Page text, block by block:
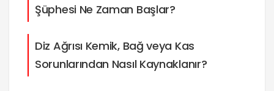
Şüphesi Ne Zaman Başlar?
Diz Ağrısı Kemik, Bağ veya Kas
Sorunlarından Nasıl Kaynaklanır?